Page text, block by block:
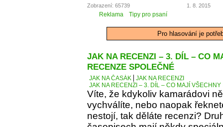
Zobrazení: 65739 1. 8. 2015
Reklama Tipy pro psaní
Pro hlasování je
JAK NA RECENZI – 3. DÍL – CO
RECENZE SPOLEČNÉ
JAK NA ČASÁK
JAK NA RECENZI
JAK NA RECENZI – 3. DÍL – CO MAJÍ
Víte, že kdykoliv kamarádovi
vychválíte, nebo naopak
nestojí, tak děláte recenzi?